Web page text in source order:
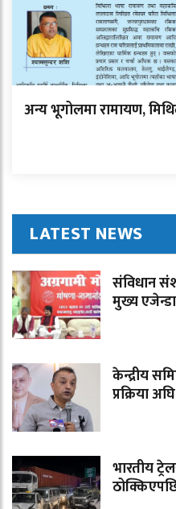
अन्य भूगोलमा रामायण,
LATEST NEWS
संविधान
मुख्य
केन्द्रीय
प्रक्रिया
भारतीय